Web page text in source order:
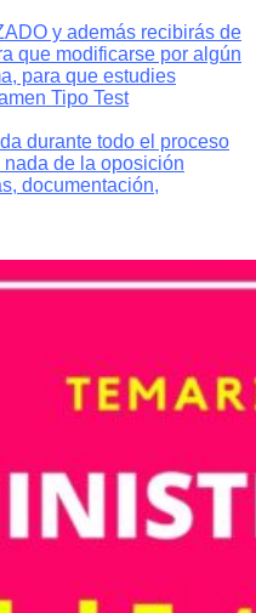
y además recibirás de
que modificarse por algún
para que estudies
Tipo Test
durante todo el proceso
de la oposición
documentación,